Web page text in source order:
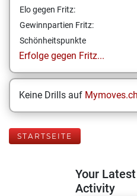
Elo gegen Fritz:
Gewinnpartien Fritz:
Schönheitspunkte
Erfolge gegen Fritz...
Keine Drills auf
STARTSEITE
Your
Activity